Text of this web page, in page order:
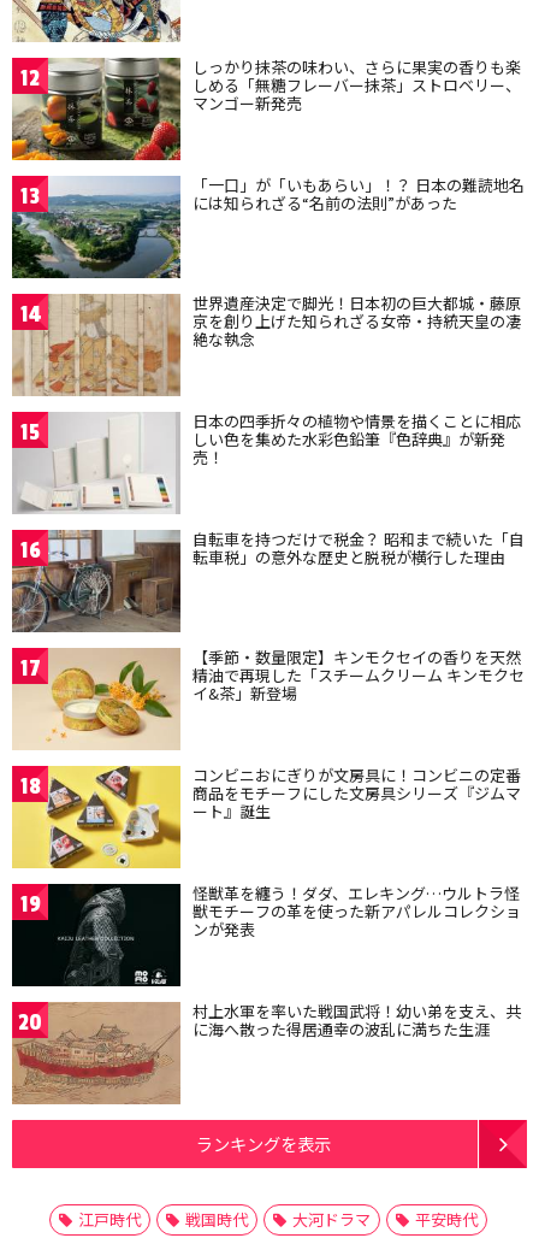
12 しっかり抹茶の味わい、さらに果実の香りも楽
しめる「無糖フレーバー抹茶」ストロベリー、
マンゴー新発売
13 「一口」が「いもあらい」！？ 日本の難読地名
には知られざる“名前の法則”があった
14 世界遺産決定で脚光！日本初の巨大都城・藤原
京を創り上げた知られざる女帝・持統天皇の凄
絶な執念
15 日本の四季折々の植物や情景を描くことに相応
しい色を集めた水彩色鉛筆『色辞典』が新発
売！
16 自転車を持つだけで税金？ 昭和まで続いた「自
転車税」の意外な歴史と脱税が横行した理由
17 【季節・数量限定】キンモクセイの香りを天然
精油で再現した「スチームクリーム キンモクセ
イ&茶」新登場
18 コンビニおにぎりが文房具に！コンビニの定番
商品をモチーフにした文房具シリーズ『ジムマ
ート』誕生
19 怪獣革を纏う！ダダ、エレキング…ウルトラ怪
獣モチーフの革を使った新アパレルコレクショ
ンが発表
20 村上水軍を率いた戦国武将！幼い弟を支え、共
に海へ散った得居通幸の波乱に満ちた生涯
ランキングを表示
江戸時代 戦国時代 大河ドラマ
平安時代